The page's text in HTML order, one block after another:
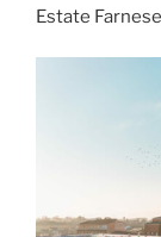
Estate